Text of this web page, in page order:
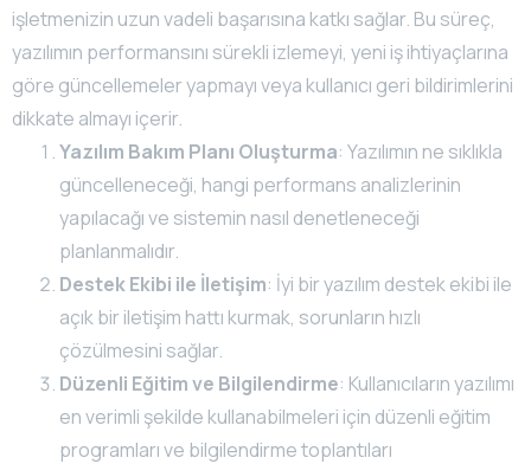
işletmenizin uzun vadeli başarısına katkı sağlar. Bu süreç,
yazılımın performansını sürekli izlemeyi, yeni iş ihtiyaçlarına
göre güncellemeler yapmayı veya kullanıcı geri bildirimlerini
dikkate almayı içerir.
Yazılım Bakım Planı Oluşturma: Yazılımın ne sıklıkla
güncelleneceği, hangi performans analizlerinin
yapılacağı ve sistemin nasıl denetleneceği
planlanmalıdır.
Destek Ekibi ile İletişim: İyi bir yazılım destek ekibi ile
açık bir iletişim hattı kurmak, sorunların hızlı
çözülmesini sağlar.
Düzenli Eğitim ve Bilgilendirme: Kullanıcıların yazılımı
en verimli şekilde kullanabilmeleri için düzenli eğitim
programları ve bilgilendirme toplantıları